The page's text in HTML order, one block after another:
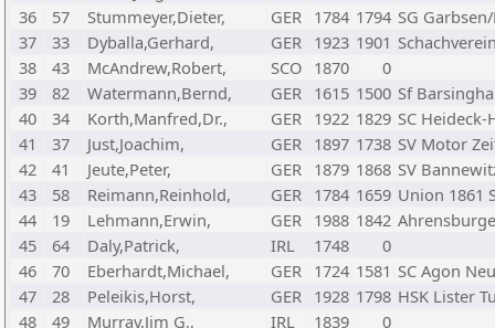
36
57 Stummeyer,Dieter, GER 1784 1794 SG
37
33 Dyballa,Gerhard, GER 1923 1901
38
43 McAndrew,Robert, SCO 1870
0
39
82 Watermann,Bernd, GER 1615 1500 Sf
40
34 Korth,Manfred,Dr., GER 1922 1829 SC
41
37 Just,Joachim, GER 1897 1738 SV Motor
42
41 Jeute,Peter, GER 1879 1868 SV
43
58 Reimann,Reinhold, GER 1784 1659 Union 1861
44
19 Lehmann,Erwin, GER 1988 1842
45
64 Daly,Patrick, IRL 1748
0
46
70 Eberhardt,Michael, GER 1724 1581 SC Agon
47
28 Peleikis,Horst, GER 1928 1798 HSK Lister
48
49 Murray,Jim G., IRL 1839
0